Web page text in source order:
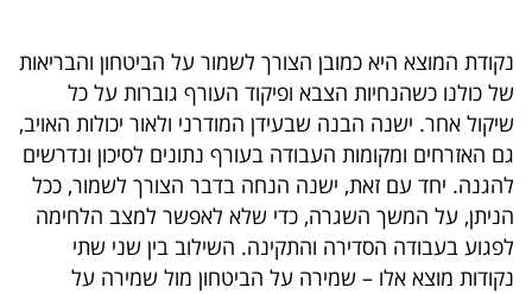
5
המילון
הכלכלי
פודקאסט
40
נקודת המוצא היא כמובן הצורך לשמור על הביטחון והבריאות
של כולנו כשהנחיות הצבא ופיקוד העורף גוברות על כל
שיקול אחר. ישנה הבנה שבעידן המודרני ולאור יכולות האויב,
גם האזרחים ומקומות העבודה בעורף נתונים לסיכון ונדרשים
להגנה. יחד עם זאת, ישנה הנחה בדבר הצורך לשמור, ככל
הניתן, על המשך השגרה, כדי שלא לאפשר למצב הלחימה
לפגוע בעבודה הסדירה והתקינה. השילוב בין שני שתי
נקודות מוצא אלו – שמירה על הביטחון מול שמירה על